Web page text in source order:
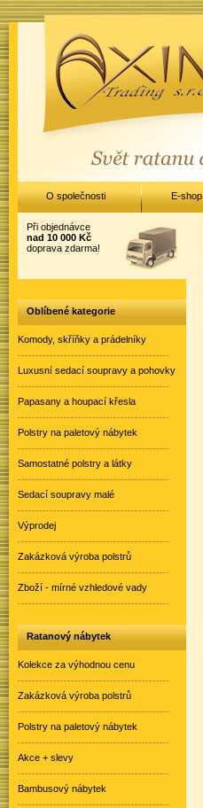
Při objednávce
nad 10 000 Kč
doprava zdarma!
Oblíbené kategorie
Komody, skříňky a prádelníky
Luxusní sedací soupravy a pohovky
Papasany a houpací křesla
Polstry na paletový nábytek
Samostatné polstry a látky
Sedací soupravy malé
Výprodej
Zakázková výroba polstrů
Zboží - mírné vzhledové vady
Ratanový nábytek
Kolekce za výhodnou cenu
Zakázková výroba polstrů
Polstry na paletový nábytek
Akce + slevy
Bambusový nábytek
O společnosti E-shop